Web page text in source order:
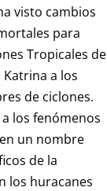
visto cambios
para
Tropicales de
a los
de ciclones.
los fenómenos
un nombre
de la
los huracanes